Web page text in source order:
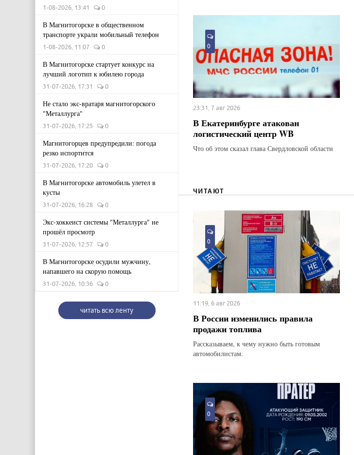
1-08-2026, 13:41 0
В Магнитогорске в общественном
транспорте украли мобильный телефон
1-08-2026, 11:07 0
В Магнитогорске стартует конкурс на
лучший логотип к юбилею города
31-07-2026, 17:31 0
Не стало экс-вратаря магнитогорского
"Металлурга"
31-07-2026, 17:25 0
Магнитогорцев предупредили: погода
резко испортится
31-07-2026, 17:20 0
В Магнитогорске автомобиль улетел в
кусты
31-07-2026, 16:28 0
Экс-хоккеист системы "Металлурга" не
прошёл просмотр
31-07-2026, 12:57 0
В Магнитогорске осудили мужчину,
напавшего на скорую помощь
31-07-2026, 10:36 0
читать всю ленту
0
23:31, 7 авг 2026
В Екатеринбурге атакован
логистический центр WB
Что об этом сказал глава Свердловской области
ЧИТАЮТ
0
11:19, 6 авг 2026
В России изменились правила
продажи топлива
Рассказываем, к чему нужно быть готовым
автомобилистам.
0